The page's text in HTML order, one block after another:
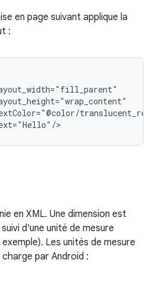
en page suivant applique la
:
>
en XML. Une dimension est
d'une unité de mesure
Les unités de mesure
par Android :